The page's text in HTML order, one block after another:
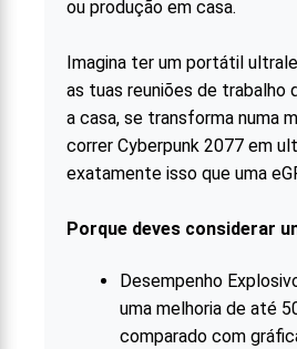
ou produção em casa.
Imagina ter um portátil
as tuas reuniões de trabalho
a casa, se transforma numa
correr Cyberpunk 2077 em
exatamente isso que uma
Porque deves considerar
Desempenho
uma melhoria de até
comparado com